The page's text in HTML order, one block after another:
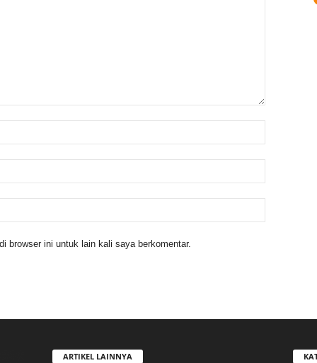
browser ini untuk lain kali saya berkomentar.
ARTIKEL LAINNYA